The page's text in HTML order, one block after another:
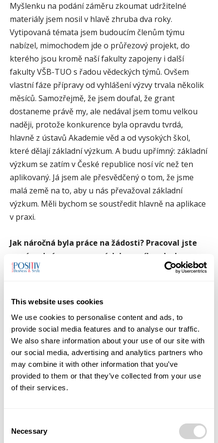
This website uses cookies
We use cookies to personalise content and ads, to
provide social media features and to analyse our traffic.
We also share information about your use of our site with
our social media, advertising and analytics partners who
may combine it with other information that you’ve
provided to them or that they’ve collected from your use
of their services.
Selection
Necessary
Myšlenku na podání záměru zkoumat udržitelné
materiály jsem nosil v hlavě zhruba dva roky.
Vytipovaná témata jsem budoucím členům týmu
nabízel, mimochodem jde o průřezový projekt, do
kterého jsou kromě naší fakulty zapojeny i další
fakulty VŠB-TUO s řadou vědeckých týmů. Ovšem
vlastní fáze přípravy od vyhlášení výzvy trvala několik
měsíců. Samozřejmě, že jsem doufal, že grant
dostaneme právě my, ale nedával jsem tomu velkou
naději, protože konkurence byla opravdu tvrdá,
hlavně z ústavů Akademie věd a od vysokých škol,
které dělají základní výzkum. A budu upřímný: základní
výzkum se zatím v České republice nosí víc než ten
aplikovaný. Já jsem ale přesvědčený o tom, že jsme
malá země na to, aby u nás převažoval základní
výzkum. Měli bychom se soustředit hlavně na aplikace
v praxi.
Jak náročná byla práce na žádosti? Pracoval jste
na ní nad rámec pracovní doby, o víkendech a po
večerech?
večer na parkovišti a předávali si informace. Tak
příprava často probíhá, tomu se nedá vyhnout. Stává
se, že někdo něco nedodá, ovšem termíny tlačí. Navíc
myslím, že jsem docela náročný na úroveň psaní,
nemám rád nesourodé a gramaticky neuhlazené texty.
Potřebujeme komunikovat přesně. Takže i editaci
Co bylo na přípravě žádosti nejtěžší?